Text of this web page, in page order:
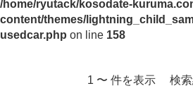
/home/ryutack/kosodate-
content/themes/
usedcar.php on line 158
1 〜 件を表示 検索